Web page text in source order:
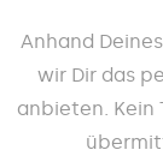
Anhand
wir Dir das
anbieten. Kein